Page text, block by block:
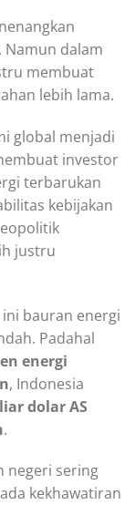
Namun dalam
membuat
lebih lama.
global menjadi
investor
terbarukan
kebijakan
justru
bauran energi
Padahal
energi
, Indonesia
dolar AS
.
negeri sering
kekhawatiran